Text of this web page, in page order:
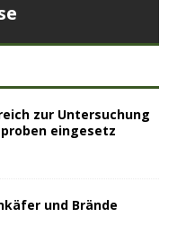
zur Untersuchung
eingesetz
und Brände